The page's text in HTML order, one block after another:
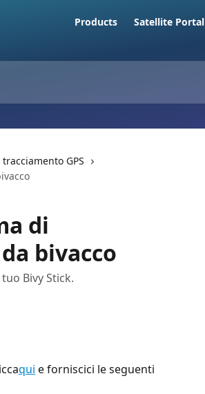
Products Satellite Portal
GPS
di
bivacco
Bivy Stick.
qui e forniscici le seguenti